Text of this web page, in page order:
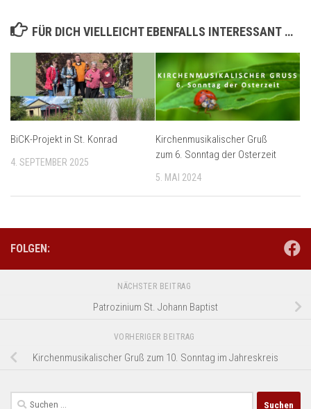
FÜR DICH VIELLEICHT EBENFALLS INTERESSANT …
BiCK-Projekt in St. Konrad
4. SEPTEMBER 2025
Kirchenmusikalischer Gruß
zum 6. Sonntag der Osterzeit
5. MAI 2024
FOLGEN:
NÄCHSTER BEITRAG
Patrozinium St. Johann Baptist
VORHERIGER BEITRAG
Kirchenmusikalischer Gruß zum 10. Sonntag im Jahreskreis
Suchen